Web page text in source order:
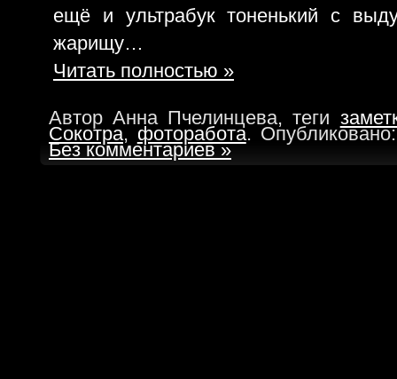
ещё и ультрабук тоненький с
жарищу…
Читать полностью »
Автор Анна Пчелинцева, теги
Сокотра, фоторабота.
Без комментариев »